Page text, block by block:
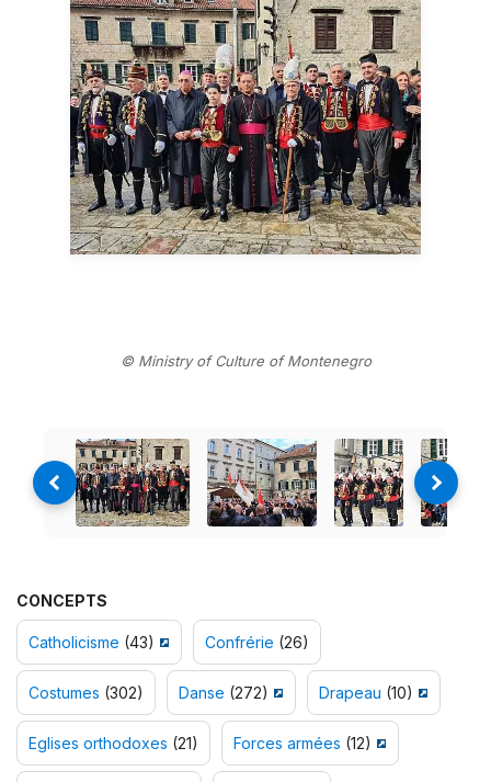
© Ministry of Culture of Montenegro
CONCEPTS
Catholicisme (43) Confrérie (26)
Costumes (302) Danse (272) Drapeau (10)
Eglises orthodoxes (21) Forces armées (12)